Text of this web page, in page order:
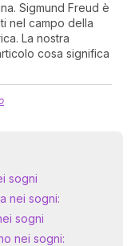
Sigmund Freud è
nel campo della
La nostra
cosa significa
sogni
nei sogni:
sogni
nei sogni: